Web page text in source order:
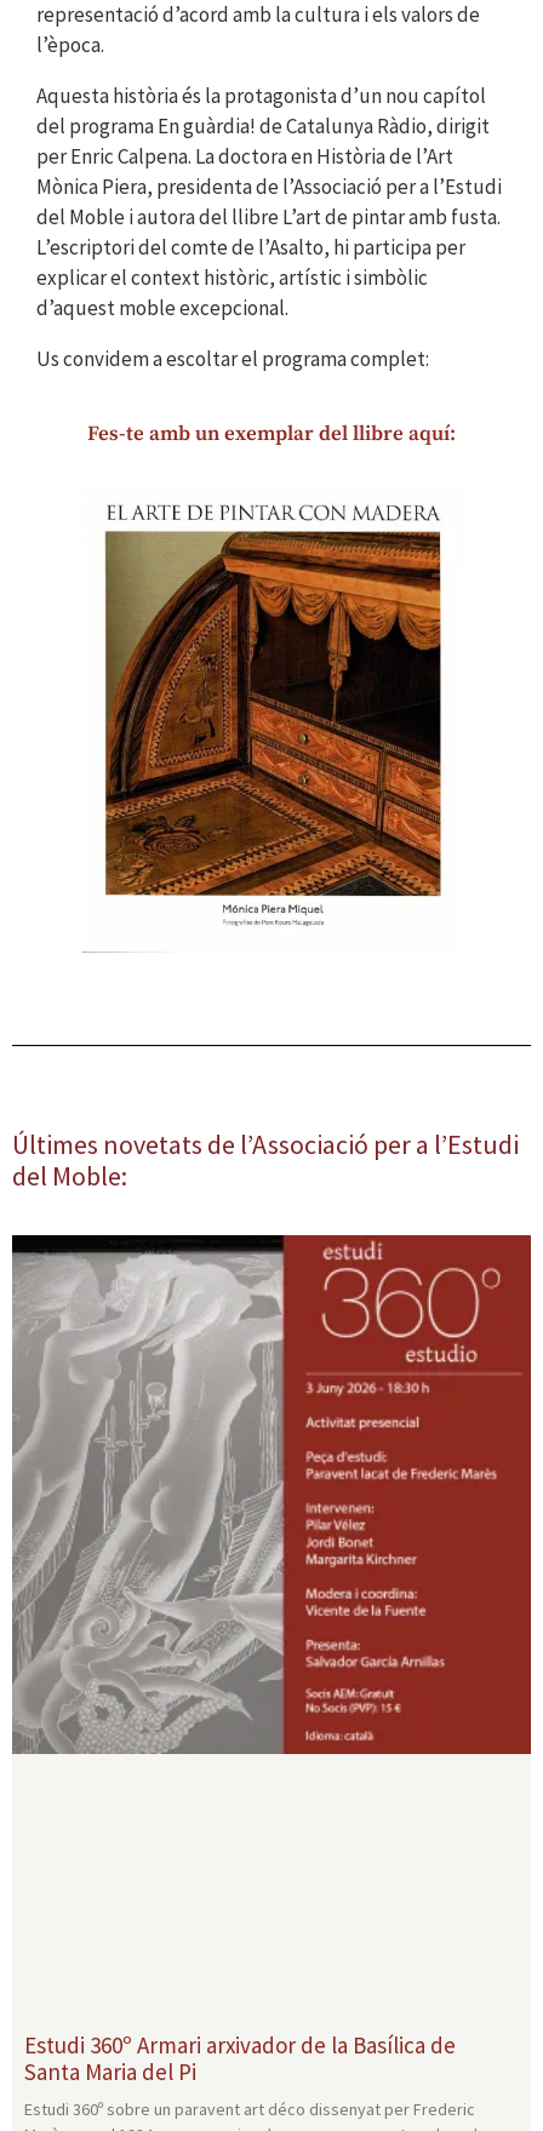
representació d’acord amb la cultura i els valors de
l’època.
Aquesta història és la protagonista d’un nou capítol
del programa En guàrdia! de Catalunya Ràdio, dirigit
per Enric Calpena. La doctora en Història de l’Art
Mònica Piera, presidenta de l’Associació per a l’Estudi
del Moble i autora del llibre L’art de pintar amb fusta.
L’escriptori del comte de l’Asalto, hi participa per
explicar el context històric, artístic i simbòlic
d’aquest moble excepcional.
Us convidem a escoltar el programa complet:
Fes-te amb un exemplar del llibre aquí:
Últimes novetats de l’Associació per a l’Estudi
del Moble:
Estudi 360º Armari arxivador de la Basílica de
Santa Maria del Pi
Estudi 360º sobre un paravent art déco dissenyat per Frederic